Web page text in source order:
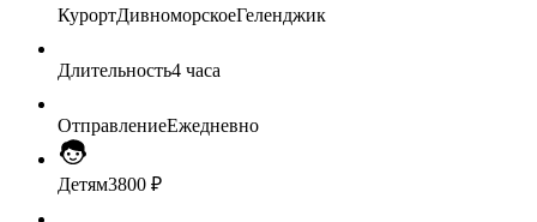
КурортДивноморскоеГеленджик
Длительность4 часа
ОтправлениеЕжедневно
Детям3800 ₽